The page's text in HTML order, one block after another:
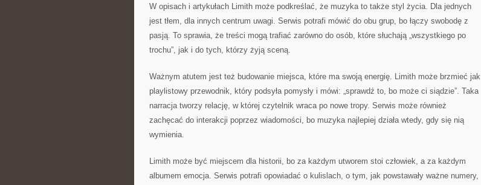
W opisach i artykułach Limith może podkreślać, że muzyka to także styl życia. Dla jednych
jest tłem, dla innych centrum uwagi. Serwis potrafi mówić do obu grup, bo łączy swobodę z
pasją. To sprawia, że treści mogą trafiać zarówno do osób, które słuchają „wszystkiego po
trochu”, jak i do tych, którzy żyją sceną.
Ważnym atutem jest też budowanie miejsca, które ma swoją energię. Limith może brzmieć jak
playlistowy przewodnik, który podsyła pomysły i mówi: „sprawdź to, bo może ci siądzie”. Taka
narracja tworzy relację, w której czytelnik wraca po nowe tropy. Serwis może również
zachęcać do interakcji poprzez wiadomości, bo muzyka najlepiej działa wtedy, gdy się nią
wymienia.
Limith może być miejscem dla historii, bo za każdym utworem stoi człowiek, a za każdym
albumem emocja. Serwis potrafi opowiadać o kulislach, o tym, jak powstawały ważne numery,